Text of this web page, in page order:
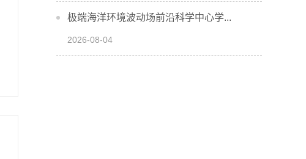
极端海洋环境波动场前沿科学中心学...
2026-08-04